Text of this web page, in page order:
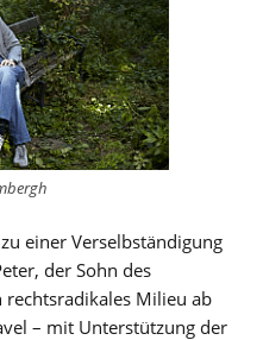
einer Verselbständigung
der Sohn des
Milieu ab
– mit Unterstützung der